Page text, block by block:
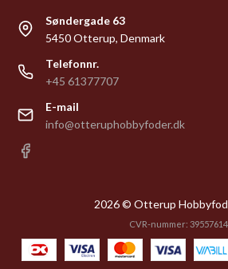
Søndergade 63
5450 Otterup, Denmark
Telefonnr.
+45 61377707
E-mail
info@otteruphobbyfoder.dk
2026 © Otterup
CVR-nummer: 39557614